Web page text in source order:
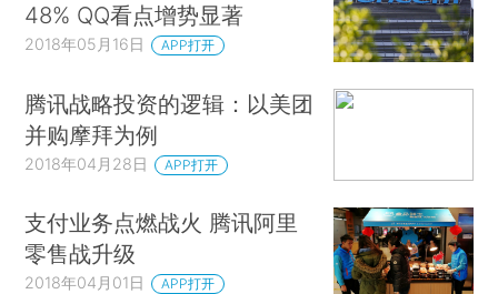
48% QQ看点增势显著
2018年05月16日 APP打开
腾讯战略投资的逻辑：以美团
并购摩拜为例
2018年04月28日 APP打开
支付业务点燃战火 腾讯阿里
零售战升级
2018年04月01日 APP打开